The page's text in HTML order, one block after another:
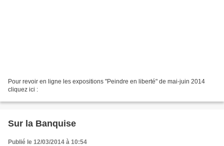
Pour revoir en ligne les expositions "Peindre en liberté" de mai-juin 2014
cliquez ici :
Sur la Banquise
Publié le 12/03/2014 à 10:54